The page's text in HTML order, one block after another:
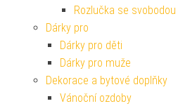
Rozlučka se svobodou
Dárky pro
Dárky pro děti
Dárky pro muže
Dekorace a bytové doplňky
Vánoční ozdoby